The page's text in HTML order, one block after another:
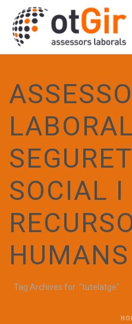
SOCIAL I
HUMANS
Tag Archives for: "tutelatge"